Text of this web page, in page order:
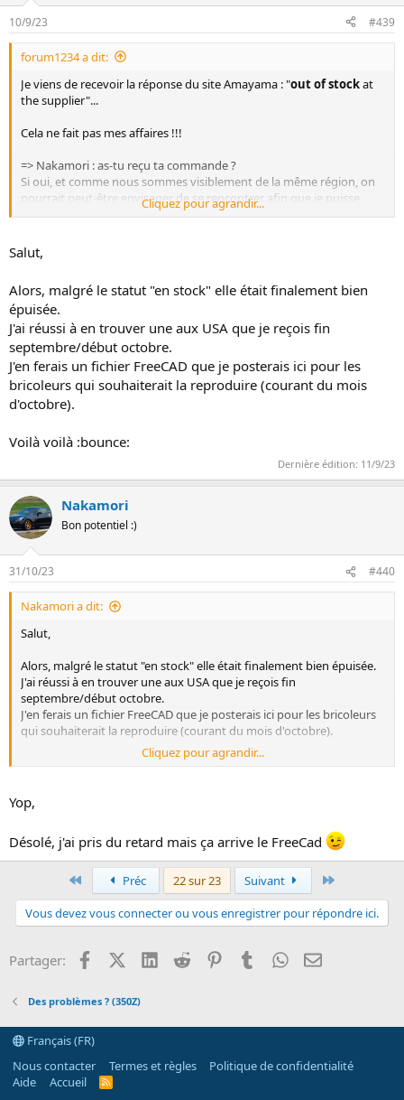
10/9/23 #439
forum1234 a dit:
Je viens de recevoir la réponse du site Amayama : "out of stockat
the supplier"...
Cela ne fait pas mes affaires !!!
=> Nakamori : as-tu reçu ta commande ?
Si oui, et comme nous sommes visiblement de la même région, on
pourrait peut-être envisager de se rencontrer afin que je puisse
prendre les cotes précises de la pièce, la modéliser et la faire
cotes simplifierait la travail.
Et accessoirement, on pourrait discuter de nos petits bolides
Christian
Cliquez pour agrandir...
Salut,
Alors, malgré le statut "en stock" elle était finalement bien
épuisée.
J'ai réussi à en trouver une aux USA que je reçois fin
septembre/début octobre.
J'en ferais un fichier FreeCAD que je posterais ici pour les
bricoleurs qui souhaiterait la reproduire (courant du mois
d'octobre).
Voilà voilà :bounce:
Dernière édition: 11/9/23
Nakamori
Bon potentiel :)
31/10/23 #440
Nakamori a dit:
Salut,
Alors, malgré le statut "en stock" elle était finalement bien épuisée.
J'ai réussi à en trouver une aux USA que je reçois fin
septembre/début octobre.
J'en ferais un fichier FreeCAD que je posterais ici pour les bricoleurs
qui souhaiterait la reproduire (courant du mois d'octobre).
Voilà voilà :bounce:
Cliquez pour agrandir...
Yop,
Désolé, j'ai pris du retard mais ça arrive le FreeCad
PremierPréc 22 sur 23 Suivant
Vous devez vous connecter ou vous enregistrer pour répondre ici.
Partager: FacebookX (Twitter)
LinkedInReddit PinterestTumblrWhatsApp
Email
Des problèmes ? (350Z)
Français (FR)
Nous contacter
Termes et règles
Politique de confidentialité
Aide
Accueil
R